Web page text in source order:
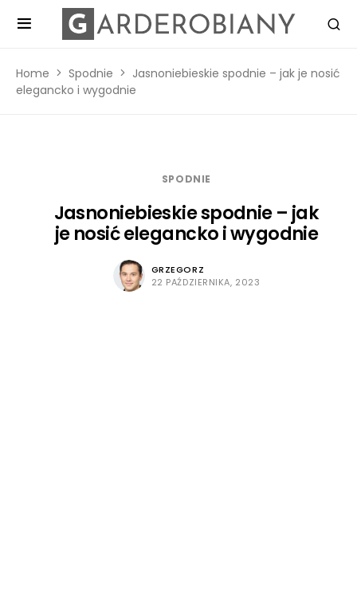
Home Spodnie
Jasnoniebieskie spodnie – jak je nosić
elegancko i wygodnie
SPODNIE
Jasnoniebieskie spodnie – jak
je nosić elegancko i wygodnie
GRZEGORZ
22 PAŹDZIERNIKA, 2023